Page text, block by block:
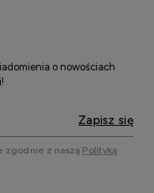
o nowościach
Zapisz się
zgodnie z naszą Polityką